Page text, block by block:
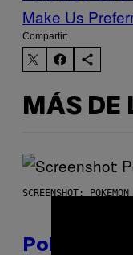
Make Us
Compartir:
MÁS DE
SCREENSHOT: POKEMON
Pokémon